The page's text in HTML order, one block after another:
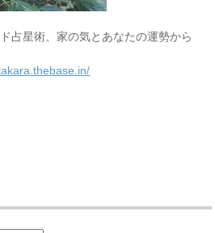
占星術、家の気とあなたの運勢から